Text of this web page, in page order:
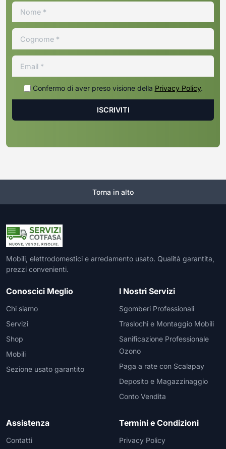
Confermo di aver preso visione della Privacy Policy.
Torna in alto
Mobili, elettrodomestici e arredamento usato. Qualità garantita,
prezzi convenienti.
Conoscici Meglio
Chi siamo
Servizi
Shop
Mobili
Sezione usato garantito
I Nostri Servizi
Sgomberi Professionali
Traslochi e Montaggio Mobili
Sanificazione Professionale
Ozono
Paga a rate con Scalapay
Deposito e Magazzinaggio
Conto Vendita
Assistenza
Contatti
Termini e Condizioni
Privacy Policy